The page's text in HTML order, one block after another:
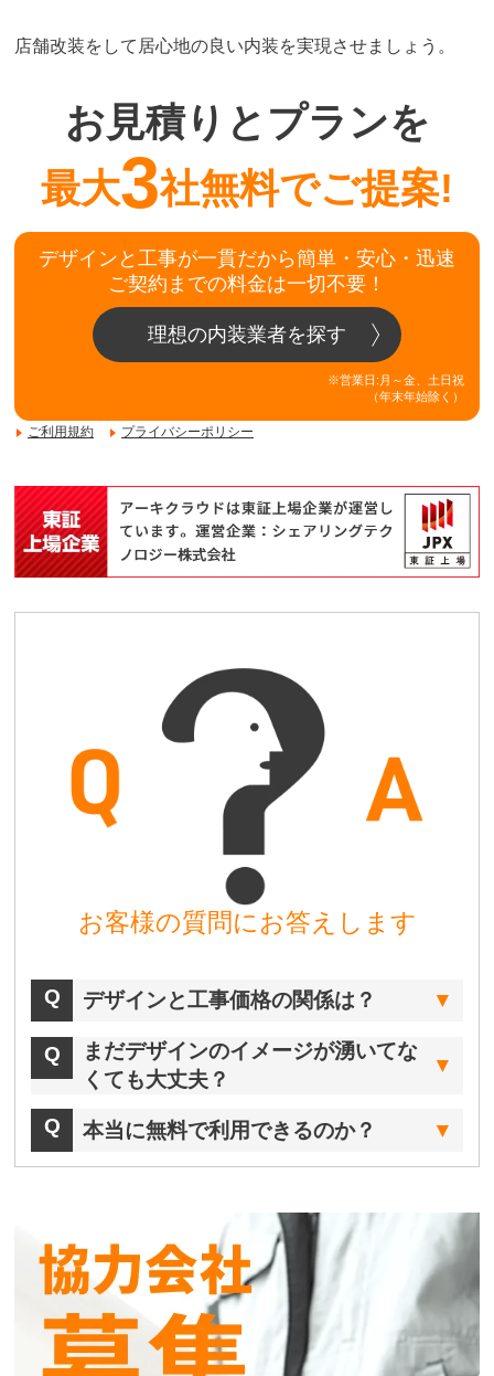
店舗改装をして居心地の良い内装を実現させましょう。
お見積りとプランを
最大3社無料でご提案!
デザインと工事が一貫だから簡単・安心・迅速
ご契約までの料金は一切不要！
理想の内装業者を探す
※営業日:月～金、土日祝
（年末年始除く）
ご利用規約 プライバシーポリシー
お客様の質問にお答えします
デザインと工事価格の関係は？
まだデザインのイメージが湧いてな
くても大丈夫？
本当に無料で利用できるのか？